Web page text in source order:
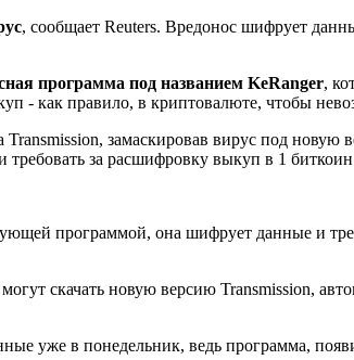
, сообщает Reuters. Вредонос шифрует
программа под названием KeRanger,
- как правило, в криптовалюте, чтобы
замаскировав вирус под
за расшифровку выкуп в 1
программой, она шифрует данные и
скачать новую версию Transmission,
уже в понедельник, ведь программа,